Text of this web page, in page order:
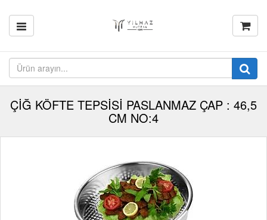
ÇİĞ KÖFTE TEPSİSİ PASLANMAZ ÇAP : 46,5
CM NO:4